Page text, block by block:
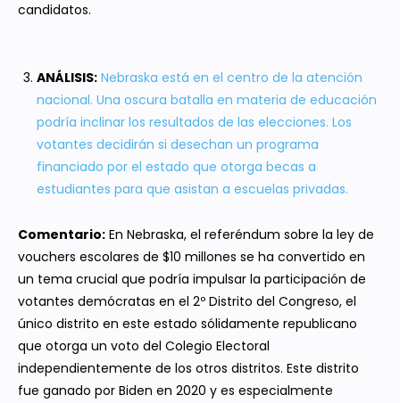
candidatos.
ANÁLISIS: Nebraska está en el centro de la atención
nacional. Una oscura batalla en materia de educación
podría inclinar los resultados de las elecciones. Los
votantes decidirán si desechan un programa
financiado por el estado que otorga becas a
estudiantes para que asistan a escuelas privadas.
Comentario: En Nebraska, el referéndum sobre la ley de
vouchers escolares de $10 millones se ha convertido en
un tema crucial que podría impulsar la participación de
votantes demócratas en el 2º Distrito del Congreso, el
único distrito en este estado sólidamente republicano
que otorga un voto del Colegio Electoral
independientemente de los otros distritos. Este distrito
fue ganado por Biden en 2020 y es especialmente